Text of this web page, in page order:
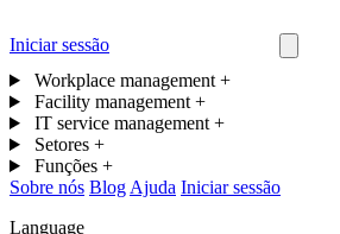
Iniciar sessão
Workplace management +
Facility management +
IT service management +
Setores +
Funções +
Sobre nós Blog Ajuda Iniciar sessão
Language